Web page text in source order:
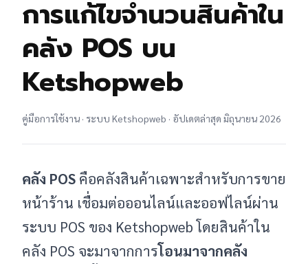
การแก้ไขจำนวนสินค้าใน
คลัง POS บน
Ketshopweb
คู่มือการใช้งาน · ระบบ Ketshopweb · อัปเดตล่าสุด มิถุนายน 2026
คลัง POS คือคลังสินค้าเฉพาะสำหรับการขาย
หน้าร้าน เชื่อมต่อออนไลน์และออฟไลน์ผ่าน
ระบบ POS ของ Ketshopweb โดยสินค้าใน
คลัง POS จะมาจากการโอนมาจากคลัง